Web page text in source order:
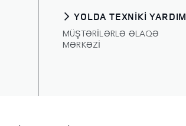
YOLDA TEXNİKİ YARDIM
MÜŞTƏRİLƏRLƏ ƏLAQƏ
MƏRKƏZİ